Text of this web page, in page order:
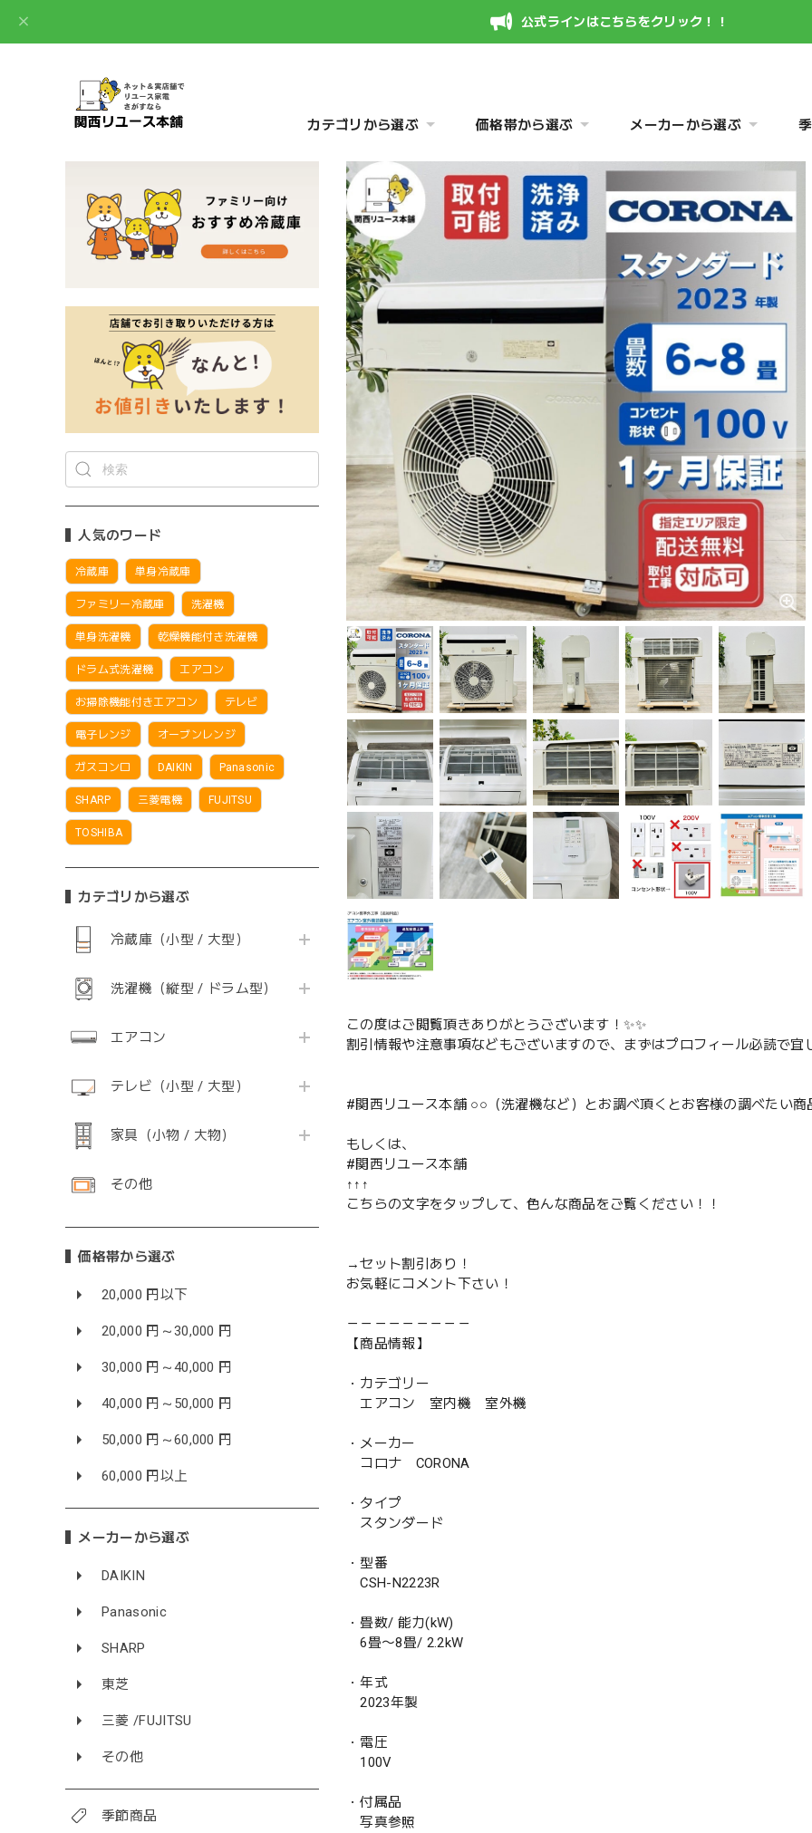
公式ラインはこちらをクリック！！
カテゴリから選ぶ 価格帯から選ぶ メーカーから選ぶ
人気のワード
冷蔵庫 単身冷蔵庫
ファミリー冷蔵庫 洗濯機
単身洗濯機 乾燥機能付き洗濯機
ドラム式洗濯機 エアコン
お掃除機能付きエアコン テレビ
電子レンジ オーブンレンジ
ガスコンロ DAIKIN Panasonic
SHARP 三菱電機 FUJITSU
TOSHIBA
カテゴリから選ぶ
冷蔵庫（小型 / 大型）
洗濯機（縦型 / ドラム型）
エアコン
テレビ（小型 / 大型）
家具（小物 / 大物）
その他
価格帯から選ぶ
20,000 円以下
20,000 円～30,000 円
30,000 円～40,000 円
40,000 円～50,000 円
50,000 円～60,000 円
60,000 円以上
メーカーから選ぶ
DAIKIN
Panasonic
SHARP
東芝
三菱 /FUJITSU
その他
季節商品
この度はご閲覧頂きありがとうございます！✨✨
割引情報や注意事項などもございますので、まずはプロフィール必読で宜
#関西リユース本舗 ○○（洗濯機など）とお調べ頂くとお客様の調べたい商
もしくは、
#関西リユース本舗
↑↑↑
こちらの文字をタップして、色んな商品をご覧ください！！
→セット割引あり！
お気軽にコメント下さい！
－－－－－－－－－
【商品情報】
・カテゴリー
エアコン 室内機 室外機
・メーカー
コロナ CORONA
・タイプ
スタンダード
・型番
CSH-N2223R
・畳数/ 能力(kW)
6畳〜8畳/ 2.2kW
・年式
2023年製
・電圧
100V
・付属品
写真参照